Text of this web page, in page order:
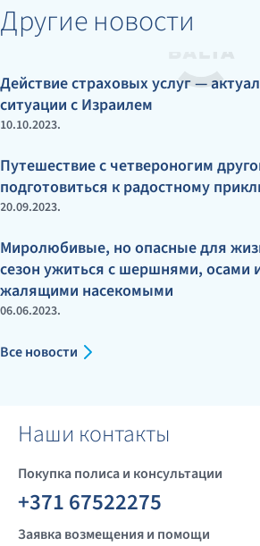
Другие новости
Действие страховых услуг —
ситуации с Израилем
10.10.2023.
Путешествие с четвероногим
подготовиться к радостному
20.09.2023.
Миролюбивые, но опасные для
сезон ужиться с шершнями, осами
жалящими насекомыми
06.06.2023.
Все новости
Наши контакты
Покупка полиса и консультации
+371 67522275
Заявка возмещения и помощи